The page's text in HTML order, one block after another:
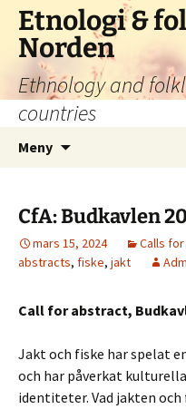
Hoppa
innehåll
Etnologi &
Norden
Ethnology and
countries
Meny
CfA: Budkavlen
mars 15, 2024 Calls
abstracts, fiske, jakt
Call for abstract,
Jakt och fiske har spelat
och har påverkat
identiteter. Vad jakten